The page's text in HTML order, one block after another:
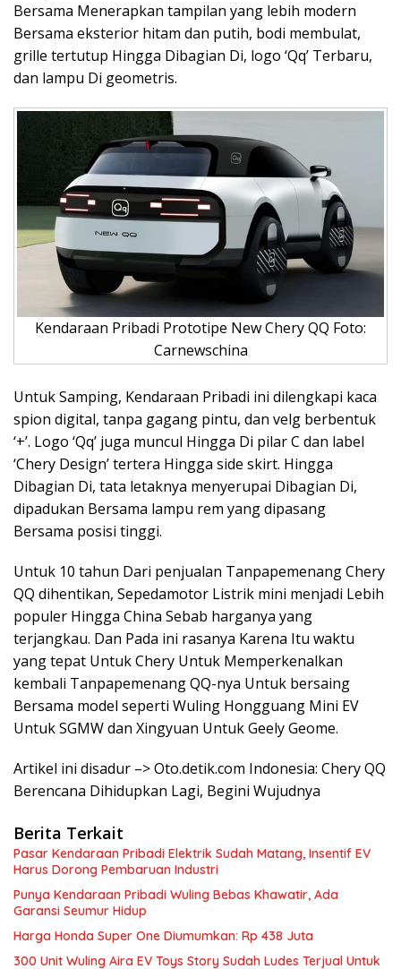
Bersama Menerapkan tampilan yang lebih modern
Bersama eksterior hitam dan putih, bodi membulat,
grille tertutup Hingga Dibagian Di, logo ‘Qq’ Terbaru,
dan lampu Di geometris.
Kendaraan Pribadi Prototipe New Chery QQ Foto:
Carnewschina
Untuk Samping, Kendaraan Pribadi ini dilengkapi kaca
spion digital, tanpa gagang pintu, dan velg berbentuk
‘+’. Logo ‘Qq’ juga muncul Hingga Di pilar C dan label
‘Chery Design’ tertera Hingga side skirt. Hingga
Dibagian Di, tata letaknya menyerupai Dibagian Di,
dipadukan Bersama lampu rem yang dipasang
Bersama posisi tinggi.
Untuk 10 tahun Dari penjualan Tanpapemenang Chery
QQ dihentikan, Sepedamotor Listrik mini menjadi Lebih
populer Hingga China Sebab harganya yang
terjangkau. Dan Pada ini rasanya Karena Itu waktu
yang tepat Untuk Chery Untuk Memperkenalkan
kembali Tanpapemenang QQ-nya Untuk bersaing
Bersama model seperti Wuling Hongguang Mini EV
Untuk SGMW dan Xingyuan Untuk Geely Geome.
Artikel ini disadur –> Oto.detik.com Indonesia: Chery QQ
Berencana Dihidupkan Lagi, Begini Wujudnya
Berita Terkait
Pasar Kendaraan Pribadi Elektrik Sudah Matang, Insentif EV
Harus Dorong Pembaruan Industri
Punya Kendaraan Pribadi Wuling Bebas Khawatir, Ada
Garansi Seumur Hidup
Harga Honda Super One Diumumkan: Rp 438 Juta
300 Unit Wuling Aira EV Toys Story Sudah Ludes Terjual Untuk